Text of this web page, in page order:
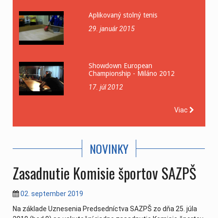
Aplikovaný stolný tenis
29. január 2015
Showdown European
Championship - Miláno 2012
17. júl 2012
Viac
NOVINKY
Zasadnutie Komisie športov SAZPŠ
02. september 2019
Na základe Uznesenia Predsedníctva SAZPŠ zo dňa 25. júla